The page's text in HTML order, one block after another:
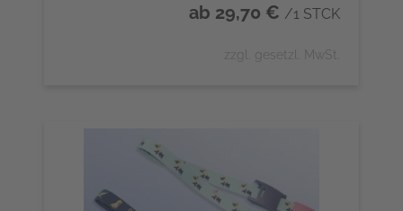
ab 29,70 € /1 STCK
zzgl. gesetzl. MwSt.